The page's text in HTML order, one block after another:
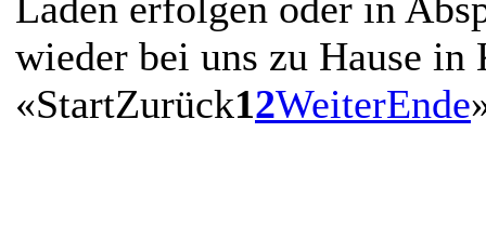
wieder bei uns zu Hause in
«StartZurück12WeiterEnde